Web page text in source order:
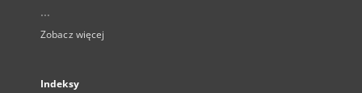
...
Zobacz więcej
Indeksy